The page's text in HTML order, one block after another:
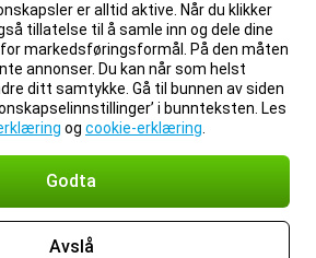
er alltid aktive. Når du klikker
tillatelse til å samle inn og dele dine
markedsføringsformål. På den måten
annonser. Du kan når som helst
ditt samtykke. Gå til bunnen av siden
i bunnteksten. Les
og cookie-erklæring
Godta
Avslå